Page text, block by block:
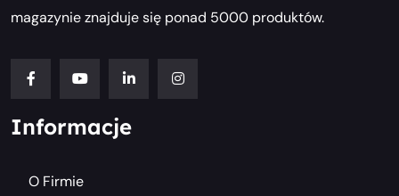
magazynie znajduje się ponad 5000 produktów.
Informacje
O Firmie